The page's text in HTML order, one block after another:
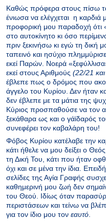
Καθώς πρόφερα στους πίσω
ένιωσα να ελέγχεται η καρδιά
προφορική μου παραδοχή ότι
στο αυτοκίνητο κι όσο
πριν ξεκινήσω κι εγώ τη
ταπεινό και ησύχιο
εκεί Παρών. Νοερά
εκεί στους Αριθμούς (22/21 και
έβλεπε πως ο δρόμος που
άγγελο του Κυρίου. Δεν ήταν
δεν έβλεπε με τα μάτια της
Κύριος προσπαθούσε να τον
ξεκάθαρα ως και ο γάϊδαρός
συνεφέρει τον καβαλάρη του!
Φόβος Κυρίου κατέλαβε την
κάτι ήθελε να μου δείξει ο
τη Δική Του, κάτι που ήταν
όχι και σε μένα την ίδια.
σελίδες της Αγία Γραφής
καθημερινή μου ζωή δεν
του Θεού. Ιδίως όταν
περιστάσεων και τείνω να
για τον ίδιο μου τον εαυτό